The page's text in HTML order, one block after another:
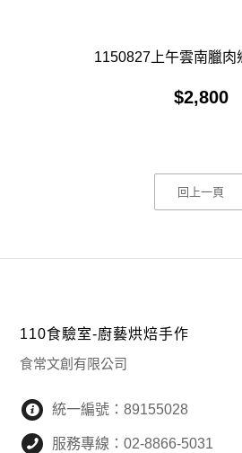
1150827上午雲南臘肉
$2,800
回上一頁
110食驗室-廚藝烘焙手作
食常文創有限公司
統一編號：89155028
服務專線：02-8866-5031